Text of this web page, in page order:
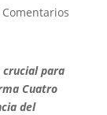
Comentarios
crucial para
Cuatro
del